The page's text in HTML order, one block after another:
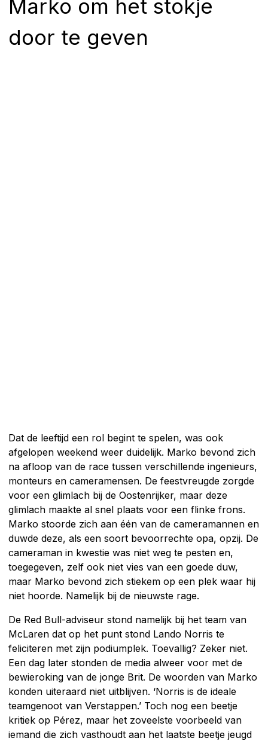
Marko om het stokje
door te geven
Dat de leeftijd een rol begint te spelen, was ook
afgelopen weekend weer duidelijk. Marko bevond zich
na afloop van de race tussen verschillende ingenieurs,
monteurs en cameramensen. De feestvreugde zorgde
voor een glimlach bij de Oostenrijker, maar deze
glimlach maakte al snel plaats voor een flinke frons.
Marko stoorde zich aan één van de cameramannen en
duwde deze, als een soort bevoorrechte opa, opzij. De
cameraman in kwestie was niet weg te pesten en,
toegegeven, zelf ook niet vies van een goede duw,
maar Marko bevond zich stiekem op een plek waar hij
niet hoorde. Namelijk bij de nieuwste rage.
De Red Bull-adviseur stond namelijk bij het team van
McLaren dat op het punt stond Lando Norris te
feliciteren met zijn podiumplek. Toevallig? Zeker niet.
Een dag later stonden de media alweer voor met de
bewieroking van de jonge Brit. De woorden van Marko
konden uiteraard niet uitblijven. ‘Norris is de ideale
teamgenoot van Verstappen.’ Toch nog een beetje
kritiek op Pérez, maar het zoveelste voorbeeld van
iemand die zich vasthoudt aan het laatste beetje jeugd